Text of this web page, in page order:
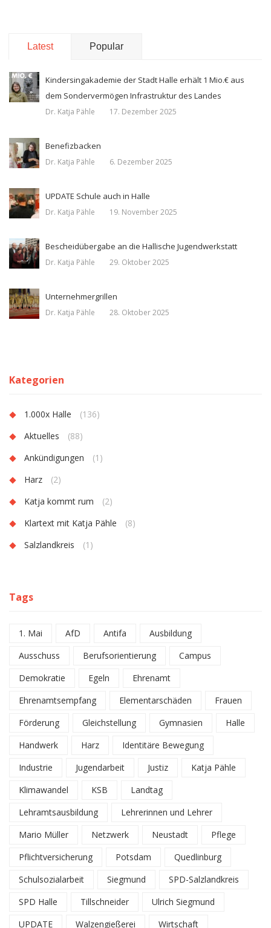
Latest Popular
Kindersingakademie der Stadt Halle erhält 1 Mio.€ aus
dem Sondervermögen Infrastruktur des Landes
Dr. Katja Pähle 17. Dezember 2025
Benefizbacken
Dr. Katja Pähle 6. Dezember 2025
UPDATE Schule auch in Halle
Dr. Katja Pähle 19. November 2025
Bescheidübergabe an die Hallische Jugendwerkstatt
Dr. Katja Pähle 29. Oktober 2025
Unternehmergrillen
Dr. Katja Pähle 28. Oktober 2025
Kategorien
1.000x Halle
(136)
Aktuelles
(88)
Ankündigungen
(1)
Harz
(2)
Katja kommt rum
(2)
Klartext mit Katja Pähle
(8)
Salzlandkreis
(1)
Tags
1. Mai AfD Antifa
Ausbildung
Ausschuss
Berufsorientierung
Campus
Demokratie
Egeln
Ehrenamt
Ehrenamtsempfang
Elementarschäden
Frauen
Förderung
Gleichstellung Gymnasien
Halle
Handwerk
Harz
Identitäre Bewegung
Industrie
Jugendarbeit Justiz
Katja Pähle
Klimawandel
KSB
Landtag
Lehramtsausbildung
Lehrerinnen und Lehrer
Mario Müller
Netzwerk Neustadt
Pflege
Pflichtversicherung
Potsdam
Quedlinburg
Schulsozialarbeit
Siegmund
SPD-Salzlandkreis
SPD Halle
Tillschneider
Ulrich Siegmund
UPDATE
Walzengießerei Wirtschaft